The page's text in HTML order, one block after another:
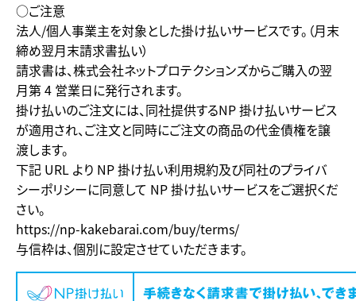
○ご注意
法人/個人事業主を対象とした掛け払いサービスです。（月末
締め翌月末請求書払い）
請求書は、株式会社ネットプロテクションズからご購入の翌
月第 4 営業日に発行されます。
掛け払いのご注文には、同社提供するNP 掛け払いサービス
が適用され、ご注文と同時にご注文の商品の代金債権を譲
渡します。
下記 URL より NP 掛け払い利用規約及び同社のプライバ
シーポリシーに同意して NP 掛け払いサービスをご選択くだ
さい。
https://np-kakebarai.com/buy/terms/
与信枠は、個別に設定させていただきます。